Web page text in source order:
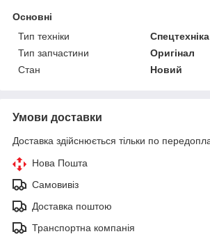
Основні
Тип техніки
Спецтехніка
Тип запчастини
Оригінал
Стан
Новий
Умови доставки
Доставка здійснюється тільки по
Нова Пошта
Самовивіз
Доставка поштою
Транспортна компанія